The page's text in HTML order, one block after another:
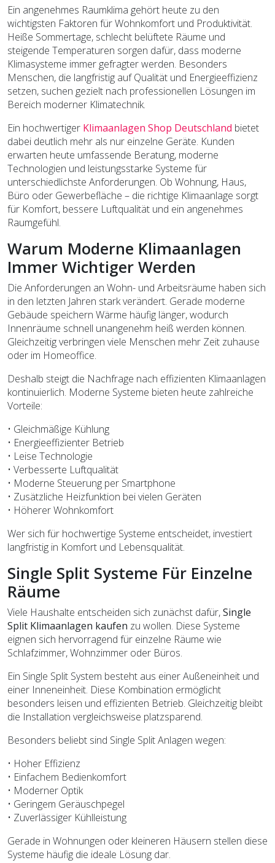
Ein angenehmes Raumklima gehört heute zu den
wichtigsten Faktoren für Wohnkomfort und Produktivität.
Heiße Sommertage, schlecht belüftete Räume und
steigende Temperaturen sorgen dafür, dass moderne
Klimasysteme immer gefragter werden. Besonders
Menschen, die langfristig auf Qualität und Energieeffizienz
setzen, suchen gezielt nach professionellen Lösungen im
Bereich moderner Klimatechnik.
Ein hochwertiger Klimaanlagen Shop Deutschland bietet
dabei deutlich mehr als nur einzelne Geräte. Kunden
erwarten heute umfassende Beratung, moderne
Technologien und leistungsstarke Systeme für
unterschiedlichste Anforderungen. Ob Wohnung, Haus,
Büro oder Gewerbefläche – die richtige Klimaanlage sorgt
für Komfort, bessere Luftqualität und ein angenehmes
Raumgefühl.
Warum Moderne Klimaanlagen
Immer Wichtiger Werden
Die Anforderungen an Wohn- und Arbeitsräume haben sich
in den letzten Jahren stark verändert. Gerade moderne
Gebäude speichern Wärme häufig länger, wodurch
Innenräume schnell unangenehm heiß werden können.
Gleichzeitig verbringen viele Menschen mehr Zeit zuhause
oder im Homeoffice.
Deshalb steigt die Nachfrage nach effizienten Klimaanlagen
kontinuierlich. Moderne Systeme bieten heute zahlreiche
Vorteile:
• Gleichmäßige Kühlung
• Energieeffizienter Betrieb
• Leise Technologie
• Verbesserte Luftqualität
• Moderne Steuerung per Smartphone
• Zusätzliche Heizfunktion bei vielen Geräten
• Höherer Wohnkomfort
Wer sich für hochwertige Systeme entscheidet, investiert
langfristig in Komfort und Lebensqualität.
Single Split Systeme Für Einzelne
Räume
Viele Haushalte entscheiden sich zunächst dafür,Single
Split Klimaanlagen kaufen zu wollen. Diese Systeme
eignen sich hervorragend für einzelne Räume wie
Schlafzimmer, Wohnzimmer oder Büros.
Ein Single Split System besteht aus einer Außeneinheit und
einer Inneneinheit. Diese Kombination ermöglicht
besonders leisen und effizienten Betrieb. Gleichzeitig bleibt
die Installation vergleichsweise platzsparend.
Besonders beliebt sind Single Split Anlagen wegen:
• Hoher Effizienz
• Einfachem Bedienkomfort
• Moderner Optik
• Geringem Geräuschpegel
• Zuverlässiger Kühlleistung
Gerade in Wohnungen oder kleineren Häusern stellen diese
Systeme häufig die ideale Lösung dar.